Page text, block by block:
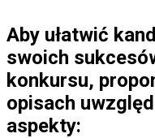
Aby ułatwić
swoich
konkursu,
opisach
aspekty: